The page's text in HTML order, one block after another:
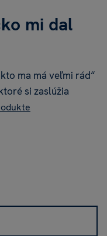
mi dal
ma má veľmi rád“
si zaslúžia